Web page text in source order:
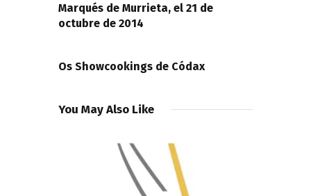
Marqués de Murrieta, el 21 de
octubre de 2014
Os Showcookings de Códax
You May Also Like